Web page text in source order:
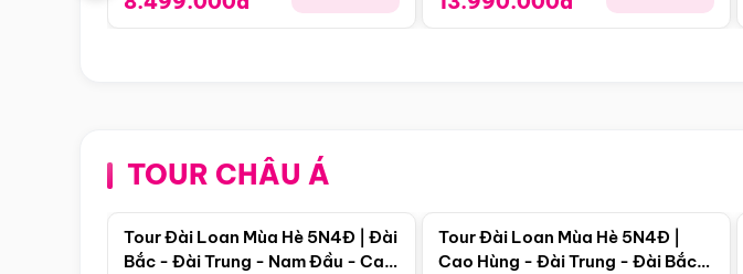
TOUR CHÂU ÁĐiểm nổi bật
Tour Đài Loan Mùa Hè 5N4Đ | Đài
Bắc - Đài Trung - Nam Đầu - Cao
Tour Đài Loan Mùa Hè 5N4Đ |
Cao Hùng - Đài Trung - Đài Bắc